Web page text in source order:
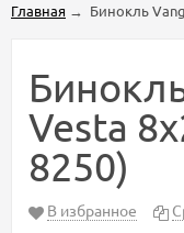
Главная → Бинокль
Vesta
8250)
В избранное